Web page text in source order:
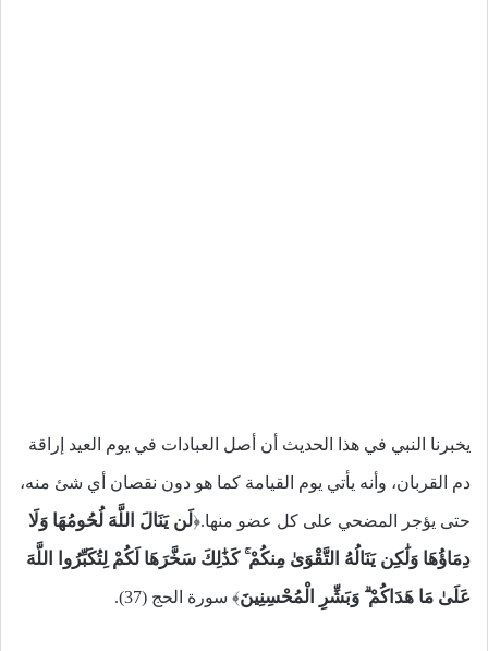
يخبرنا النبي في هذا الحديث أن أصل العبادات في يوم العيد إراقة
دم القربان، وأنه يأتي يوم القيامة كما هو دون نقصان أي شئ منه،
حتى يؤجر المضحي على كل عضو منها.﴿لَن يَنَالَ اللَّهَ لُحُومُهَا وَلَا
دِمَاؤُهَا وَلَٰكِن يَنَالُهُ التَّقْوَىٰ مِنكُمْ ۚ كَذَٰلِكَ سَخَّرَهَا لَكُمْ لِتُكَبِّرُوا اللَّهَ
عَلَىٰ مَا هَدَاكُمْ ۗ وَبَشِّرِ الْمُحْسِنِينَ﴾ سورة الحج (37).